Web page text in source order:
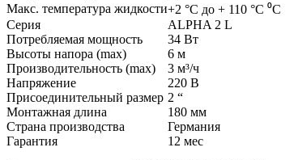
Макс. температура жидкости+2 °C до + 110 °C ⁰С
Серия
ALPHA 2 L
Потребляемая мощность
34 Вт
Высоты напора (max)
6 м
Производительность (max)
3 м³/ч
Напряжение
220 В
Присоединительный размер 2 “
Монтажная длина
180 мм
Страна производства
Германия
Гарантия
12 мес